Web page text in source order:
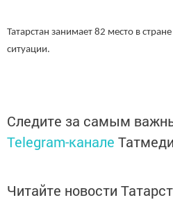
Татарстан занимает 82 место в
ситуации.
Следите за самым
Telegram-канале
Читайте новости